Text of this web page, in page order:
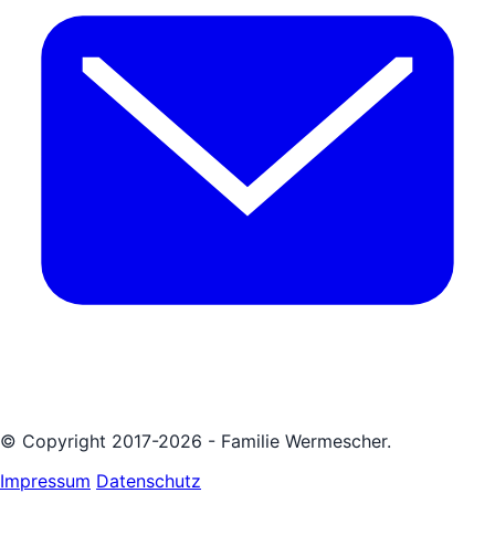
© Copyright 2017-2026 - Familie Wermescher.
Impressum Datenschutz